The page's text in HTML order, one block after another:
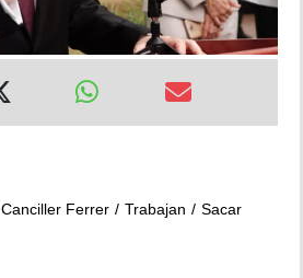
Canciller Ferrer Trabajan
Sacar